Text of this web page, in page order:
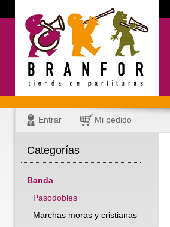
Entrar Mi pedido
Categorías
Banda
Pasodobles
Marchas moras y cristianas